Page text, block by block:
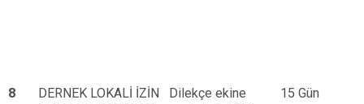
8
DERNEK LOKALİ İZİN
Dilekçe ekine
15 Gün